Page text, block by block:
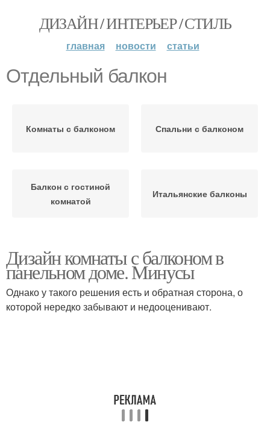
ДИЗАЙН / ИНТЕРЬЕР / СТИЛЬ
главная новости статьи
Отдельный балкон
Комнаты с балконом Спальни с балконом
Балкон с гостиной
комнатой
Итальянские балконы
Дизайн комнаты с балконом в
панельном доме. Минусы
Однако у такого решения есть и обратная сторона, о
которой нередко забывают и недооценивают.